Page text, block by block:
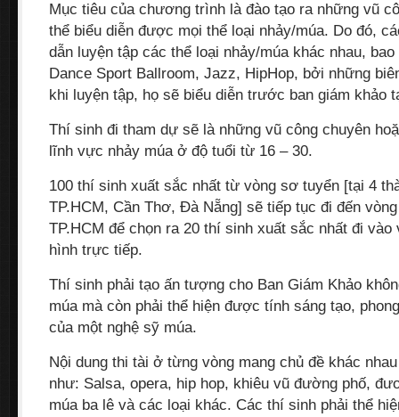
Mục tiêu của chương trình là đào tạo ra những vũ
thể biểu diễn được mọi thể loại nhảy/múa. Do đó,
dẫn luyện tập các thể loại nhảy/múa khác nhau,
Dance Sport Ballroom, Jazz, HipHop, bởi những
khi luyện tập, họ sẽ biểu diễn trước ban giám khảo
Thí sinh đi tham dự sẽ là những vũ công chuyên
lĩnh vực nhảy múa ở độ tuổi từ 16 – 30.
100 thí sinh xuất sắc nhất từ vòng sơ tuyển [tại 4
TP.HCM, Cần Thơ, Đà Nẵng] sẽ tiếp tục đi đến
TP.HCM để chọn ra 20 thí sinh xuất sắc nhất đi
hình trực tiếp.
Thí sinh phải tạo ấn tượng cho Ban Giám Khảo
múa mà còn phải thể hiện được tính sáng tạo,
của một nghệ sỹ múa.
Nội dung thi tài ở từng vòng mang chủ đề khác
như: Salsa, opera, hip hop, khiêu vũ đường phố,
múa ba lê và các loại khác. Các thí sinh phải thể